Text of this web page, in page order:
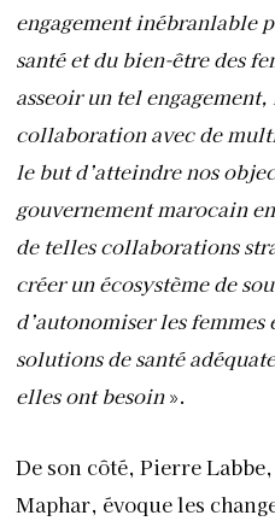
engagement inébranlable
santé et du bien-être des
asseoir un tel
collaboration avec de
le but d’atteindre nos
gouvernement marocain
de telles collaborations
créer un écosystème de
d’autonomiser les
solutions de santé
elles ont besoin».
De son côté, Pierre
Maphar, évoque les